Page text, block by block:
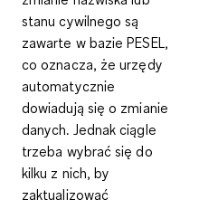
stanu cywilnego są
zawarte w bazie PESEL,
co oznacza, że urzędy
automatycznie
dowiadują się o zmianie
danych. Jednak ciągle
trzeba wybrać się do
kilku z nich, by
zaktualizować